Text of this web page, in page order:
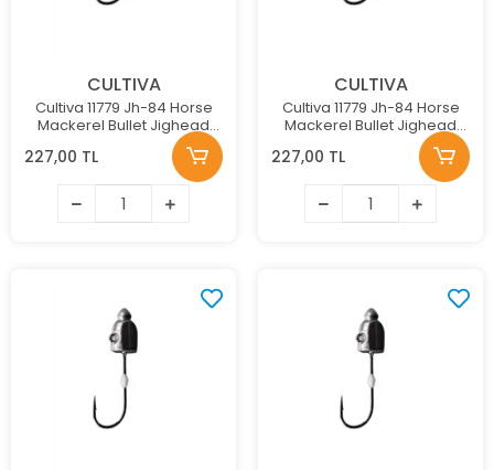
CULTIVA
Cultiva 11779 Jh-84 Horse
Mackerel Bullet Jighead
227,00 TL
CULTIVA
Cultiva 11779 Jh-84 Horse
Mackerel Bullet Jighead
227,00 TL